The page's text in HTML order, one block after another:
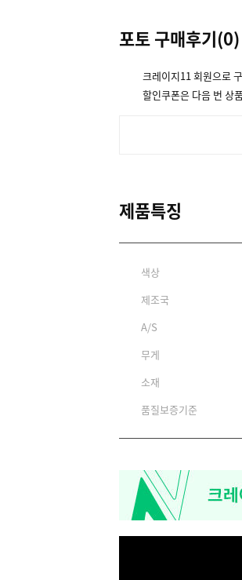
포토 구매후기(0)
크레이지11 회원으로
할인쿠폰은 다음 번 상
제품특징
색상
제조국
A/S
무게
소재
품질보증기준